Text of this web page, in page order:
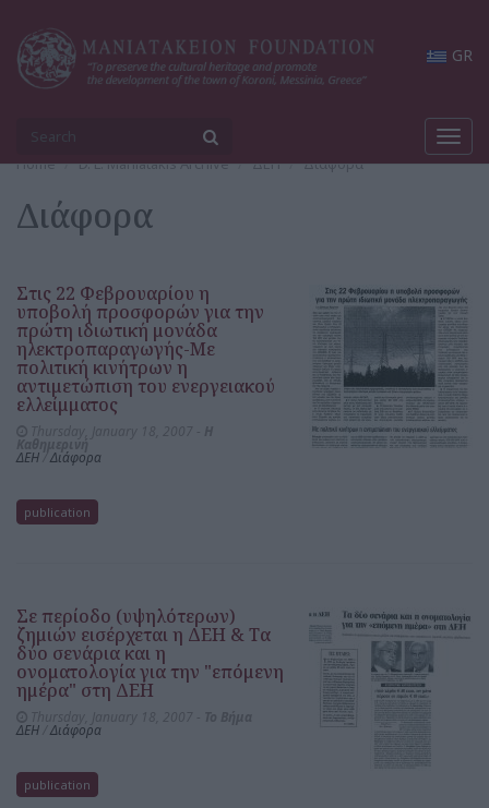
GR
Home D. L. Maniatakis Archive ΔΕΗ Διάφορα
Διάφορα
Στις 22 Φεβρουαρίου η
υποβολή προσφορών για την
πρώτη ιδιωτική μονάδα
ηλεκτροπαραγωγής-Με
πολιτική κινήτρων η
αντιμετώπιση του ενεργειακού
ελλείμματος
ΔΕΗ Διάφορα
publication
Σε περίοδο (υψηλότερων)
ζημιών εισέρχεται η ΔΕΗ & Τα
δύο σενάρια και η
ονοματολογία για την "επόμενη
ημέρα" στη ΔΕΗ
ΔΕΗ Διάφορα
publication